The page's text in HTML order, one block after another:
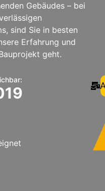
Gebäudes – bei
sind Sie in besten
Erfahrung und
geht.